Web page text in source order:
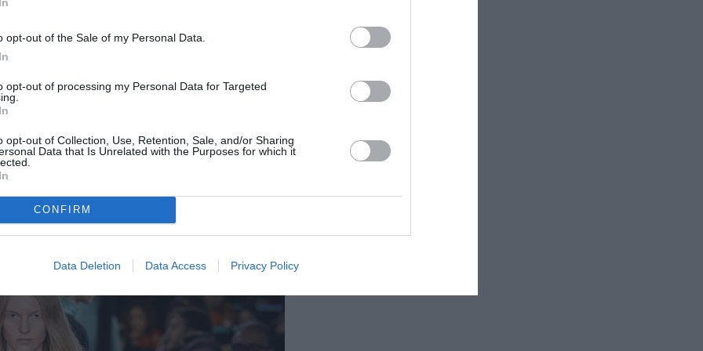
opt-out of the Sale of my Personal Data.
opt-out of processing my Personal Data for Targeted
opt-out of Collection, Use, Retention, Sale, and/or Sharing
Data that Is Unrelated with the Purposes for which it
CONFIRM
Data Deletion Data Access Privacy Policy
που πήρε τον πρωταγωνιστικό ρόλο
οίκωνMiu MiuκαιDiesel, συναντάμε τις μάξι
χαμηλοκάβαλες με μοτίβα εμπνευσμένα
Όλα δείχνουν πως το 2023 θα είναι
Κάθε σχεδιαστής έστειλε τη δική του
τις αγαπημένες μας.